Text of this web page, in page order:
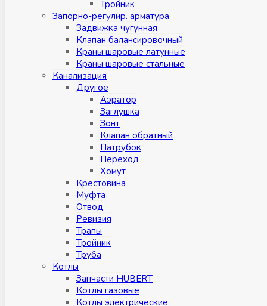
Тройник
Запорно-регулир. арматура
Задвижка чугунная
Клапан балансировочный
Краны шаровые латунные
Краны шаровые стальные
Канализация
Другое
Аэратор
Заглушкa
Зонт
Клапан обратный
Патрубок
Переход
Хомут
Крестовина
Муфтa
Отвод
Ревизия
Трапы
Тройник
Труба
Котлы
Запчасти HUBERT
Котлы газовые
Котлы электрические